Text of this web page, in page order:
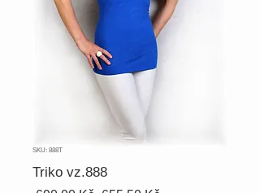
SKU: 888T
Triko vz.888